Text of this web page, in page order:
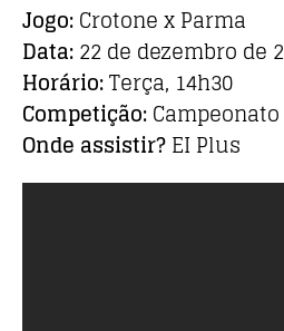
Jogo:Crotone x Parma
Data:22 de dezembro de
Horário:Terça, 14h30
Competição:
Onde assistir?EI Plus